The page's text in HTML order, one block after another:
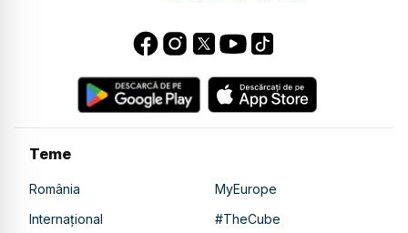
Teme
România
MyEurope
Internațional
#TheCube